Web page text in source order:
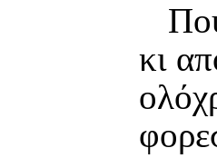
κι